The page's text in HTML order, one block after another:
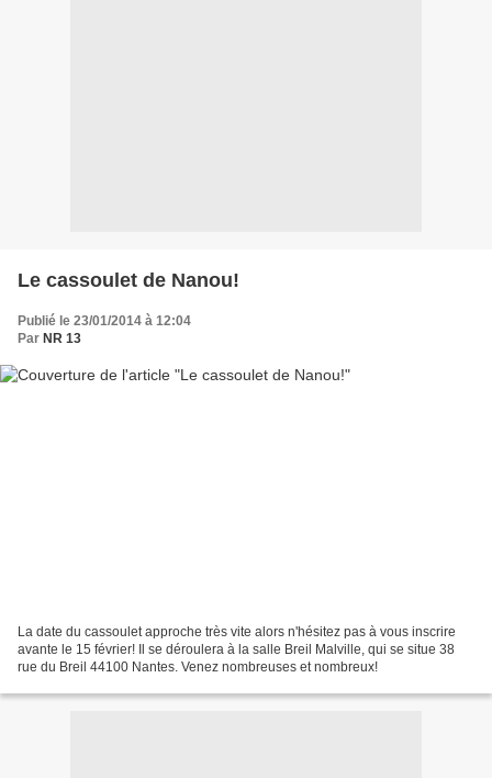
Le cassoulet de Nanou!
Publié le 23/01/2014 à 12:04
Par NR 13
La date du cassoulet approche très vite alors n'hésitez pas à vous inscrire
avante le 15 février! Il se déroulera à la salle Breil Malville, qui se situe 38
rue du Breil 44100 Nantes. Venez nombreuses et nombreux!